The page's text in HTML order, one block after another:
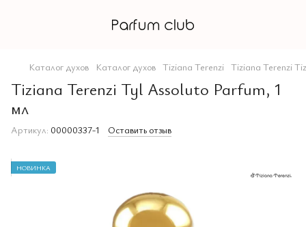
Каталог духов Каталог духов Tiziana Terenzi Tiziana Terenzi
Tiziana Terenzi Tyl Assoluto Parfum, 1
мл
Артикул: 00000337-1 Оставить отзыв
НОВИНКА